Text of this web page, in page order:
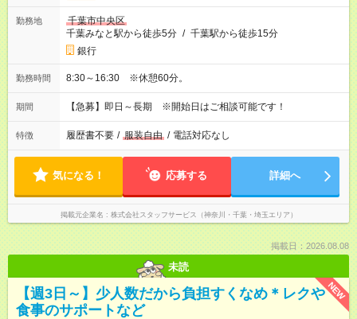
勤務地
千葉市中央区
千葉みなと駅から徒歩5分 / 千葉駅から徒歩15分
銀行
勤務時間 8:30～16:30 ※休憩60分。
期間 【急募】即日～長期 ※開始日はご相談可能です！
特徴 履歴書不要 / 服装自由 / 電話対応なし
気になる！ 応募する 詳細へ
掲載元企業名 株式会社スタッフサービス（神奈川・千葉・埼玉エリア）
掲載日：2026.08.08
未読
NEW
【週3日～】少人数だから負担すくなめ＊レクや
食事のサポートなど